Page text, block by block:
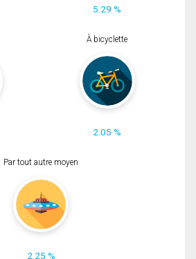
5.29 %
À bicyclette
2.05 %
Par tout autre moyen
2.25 %